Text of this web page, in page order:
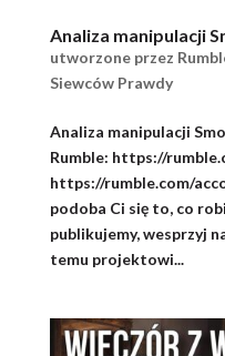
Analiza manipulacji
utworzone przez
Siewców Prawdy
Analiza manipulacji
Rumble: https://
https://rumble.com/
podoba Ci się to, co
publikujemy, wesprzyj
temu projektowi...